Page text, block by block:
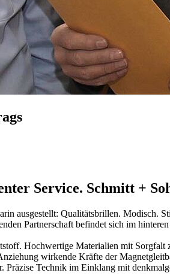
Service. Schmitt +
ausgestellt: Qualitätsbrillen. Modisch.
Partnerschaft befindet sich im
Hochwertige Materialien mit
wirkende Kräfte der
Technik im Einklang mit